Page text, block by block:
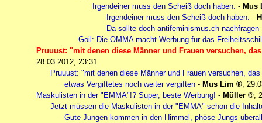
Irgendeiner muss den Scheiß doch haben. - Mus
Irgendeiner muss den Scheiß doch haben. -
Da sollte doch antifeminismus.ch nachfragen
Goil: Die OMMA macht Werbung für das
Pruuust: "mit denen diese Männer und Frauen versuchen,
28.03.2012, 23:31
Pruuust: "mit denen diese Männer und Frauen versuchen,
etwas Vergiftetes noch weiter vergiften - Mus Lim
Maskulisten in der "EMMA"!? Super, beste Werbung! - Müller
Jetzt müssen die Maskulisten in der "EMMA" schon die
Gute Jungen kommen in den Himmel, phöse Jungs